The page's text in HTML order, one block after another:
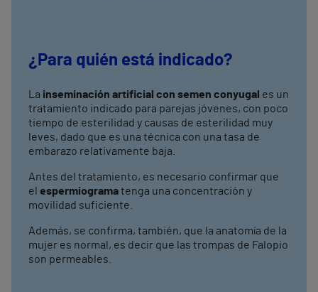
¿Para quién está indicado?
La inseminación artificial con semen conyugal es un
tratamiento indicado para parejas jóvenes, con poco
tiempo de esterilidad y causas de esterilidad muy
leves, dado que es una técnica con una tasa de
embarazo relativamente baja.
Antes del tratamiento, es necesario confirmar que
el espermiogramatenga una concentración y
movilidad suficiente.
Además, se confirma, también, que la anatomía de la
mujer es normal, es decir que las trompas de Falopio
son permeables.